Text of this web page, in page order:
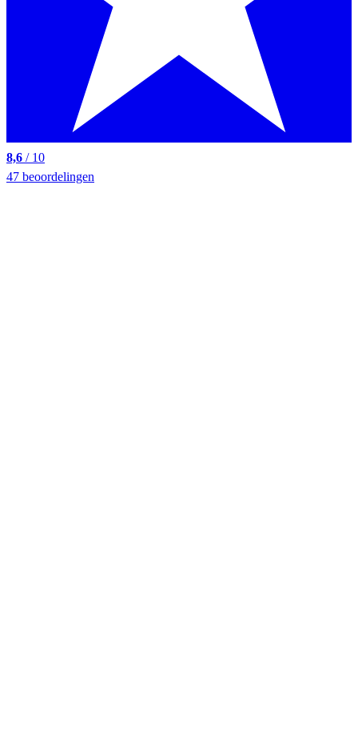
8,6 / 10
47 beoordelingen